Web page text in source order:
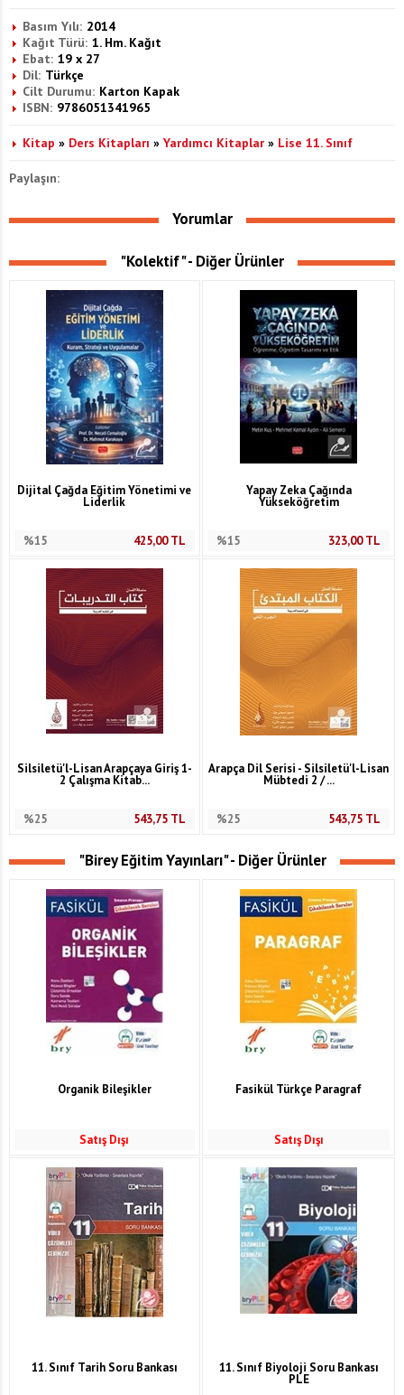
Basım Yılı: 2014
Kağıt Türü: 1. Hm. Kağıt
Ebat: 19 x 27
Dil: Türkçe
Cilt Durumu: Karton Kapak
ISBN: 9786051341965
Kitap » Ders Kitapları » Yardımcı Kitaplar » Lise 11. Sınıf
Paylaşın:
Yorumlar
"Kolektif" - Diğer Ürünler
Dijital Çağda Eğitim Yönetimi ve
Liderlik
%15 425,00TL
Yapay Zeka Çağında
Yükseköğretim
%15 323,00TL
Silsiletü'l-Lisan Arapçaya Giriş 1-
2 Çalışma Kitab...
%25 543,75TL
Arapça Dil Serisi - Silsiletü'l-Lisan
Mübtedi 2 / ...
%25 543,75 TL
"Birey Eğitim Yayınları" - Diğer Ürünler
Organik Bileşikler
Satış Dışı
Fasikül Türkçe Paragraf
Satış Dışı
11. Sınıf Tarih Soru Bankası 11. Sınıf Biyoloji Soru Bankası
PLE